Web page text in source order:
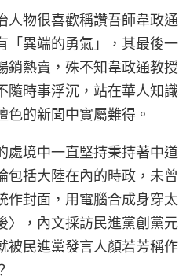
人物很喜歡稱讚吾師韋政通
「異端的勇氣」，其最後一
銷熱賣，殊不知韋政通教授
隨時事浮沉，站在華人知識
的新聞中實屬難得。
處境中一直堅持秉持著中道
包括大陸在內的時政，未曾
作封面，用電腦合成身穿太
〉，內文採訪民進黨創黨元
被民進黨發言人顏若芳稱作